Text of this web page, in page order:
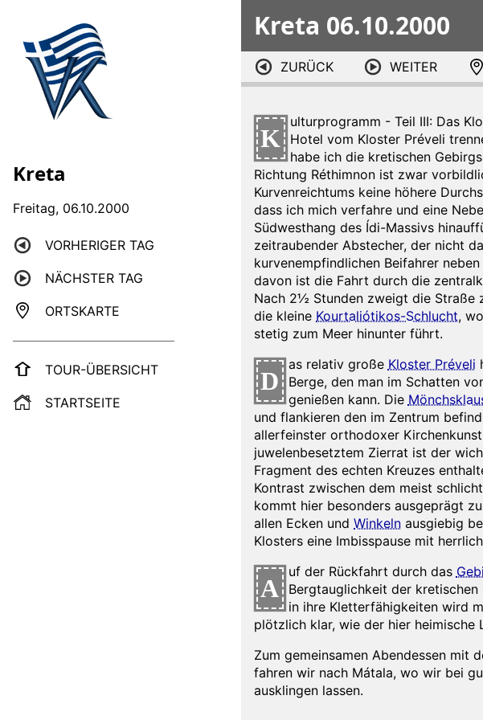
Kreta
Freitag, 06.10.2000
VORHERIGER TAG
NÄCHSTER TAG
ORTSKARTE
TOUR-ÜBERSICHT
STARTSEITE
Kreta 06.10.2000
ZURÜCK WEITER
K
ulturprogramm - Teil III: Das
Hotel vom Kloster Préveli
habe ich die kretischen
Richtung Réthimnon ist zwar
Kurvenreichtums keine höhere
dass ich mich verfahre und eine
Südwesthang des Ídi-Massivs
zeitraubender Abstecher, der nicht
kurvenempfindlichen Beifahrer
davon ist die Fahrt durch die
Nach 2½ Stunden zweigt die Straße
die kleine Kourtaliótikos-Schlucht,
stetig zum Meer hinunter führt.
D
as relativ große Kloster Préveli
Berge, den man im Schatten
genießen kann. Die
und flankieren den im Zentrum
allerfeinster orthodoxer
juwelenbesetztem Zierrat ist der
Fragment des echten Kreuzes
Kontrast zwischen dem meist
kommt hier besonders ausgeprägt
allen Ecken und Winkeln ausgiebig
Klosters eine Imbisspause mit
A
uf der Rückfahrt durch das
Bergtauglichkeit der
in ihre Kletterfähigkeiten wird
plötzlich klar, wie der hier heimische
Zum gemeinsamen Abendessen mit
fahren wir nach Mátala, wo wir bei
ausklingen lassen.